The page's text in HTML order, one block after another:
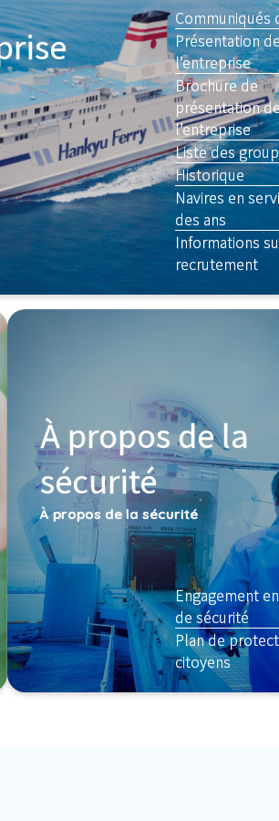
Communiqués
Présentation
l’entreprise
Brochure de
présentation
l’entreprise
Liste des
Historique
Navires en
des ans
Informations
recrutement
À propos de la
sécurité
À propos de la sécurité
Engagement
de sécurité
Plan de
citoyens